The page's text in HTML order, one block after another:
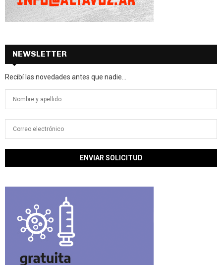
NEWSLETTER
Recibí las novedades antes que nadie...